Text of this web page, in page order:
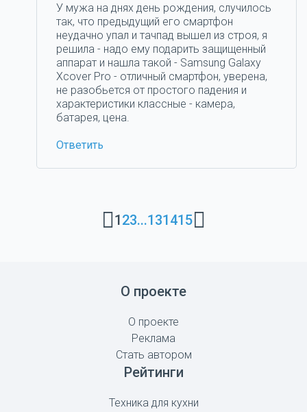
У мужа на днях день рождения, случилось
так, что предыдущий его смартфон
неудачно упал и тачпад вышел из строя, я
решила - надо ему подарить защищенный
аппарат и нашла такой - Samsung Galaxy
Xcover Pro - отличный смартфон, уверена,
не разобьется от простого падения и
характеристики классные - камера,
батарея, цена.
Ответить
123...131415
О проекте
О проекте
Реклама
Стать автором
Рейтинги
Техника для кухни